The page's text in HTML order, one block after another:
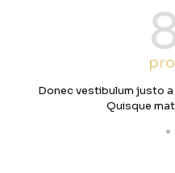
Donec vestibulum justo
Quisque